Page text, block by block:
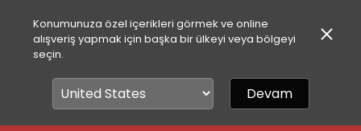
Konumunuza özel içerikleri görmek ve online
alışveriş yapmak için başka bir ülkeyi veya bölgeyi
seçin.
Devam